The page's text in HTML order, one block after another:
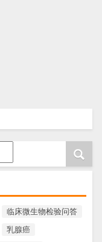
临床微生物检验问答
乳腺癌